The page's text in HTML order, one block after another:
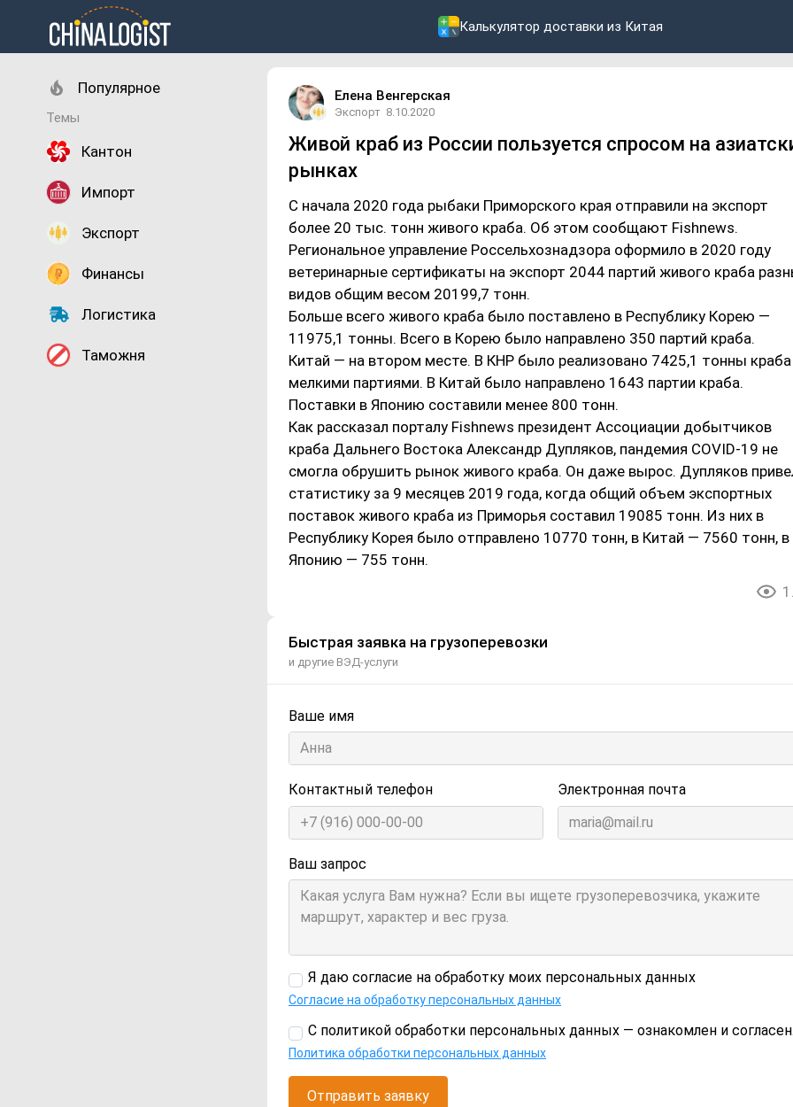
Калькулятор доставки из Китая
Популярное
Темы
Кантон
Импорт
Экспорт
Финансы
Логистика
Таможня
Елена Венгерская
Экспорт 8.10.2020
Живой краб из России пользуется спросом на
рынках
С начала 2020 года рыбаки Приморского края отправили на экспорт
более 20 тыс. тонн живого краба. Об этом сообщают Fishnews.
Региональное управление Россельхознадзора оформило в 2020 году
ветеринарные сертификаты на экспорт 2044 партий живого краба
видов общим весом 20199,7 тонн.
Больше всего живого краба было поставлено в Республику Корею —
11975,1 тонны. Всего в Корею было направлено 350 партий краба.
Китай — на втором месте. В КНР было реализовано 7425,1 тонны краба
мелкими партиями. В Китай было направлено 1643 партии краба.
Поставки в Японию составили менее 800 тонн.
Как рассказал порталу Fishnews президент Ассоциации добытчиков
краба Дальнего Востока Александр Дупляков, пандемия COVID-19 не
смогла обрушить рынок живого краба. Он даже вырос. Дупляков
статистику за 9 месяцев 2019 года, когда общий объем экспортных
поставок живого краба из Приморья составил 19085 тонн. Из них в
Республику Корея было отправлено 10770 тонн, в Китай — 7560 тонн, в
Японию — 755 тонн.
Быстрая заявка на грузоперевозки
и другие ВЭД-услуги
Ваше имя
Контактный телефон Электронная почта
Ваш запрос
Я даю согласие на обработку моих персональных данных
Согласие на обработку персональных данных
С политикой обработки персональных данных — ознакомлен и
Политика обработки персональных данных
Отправить заявку